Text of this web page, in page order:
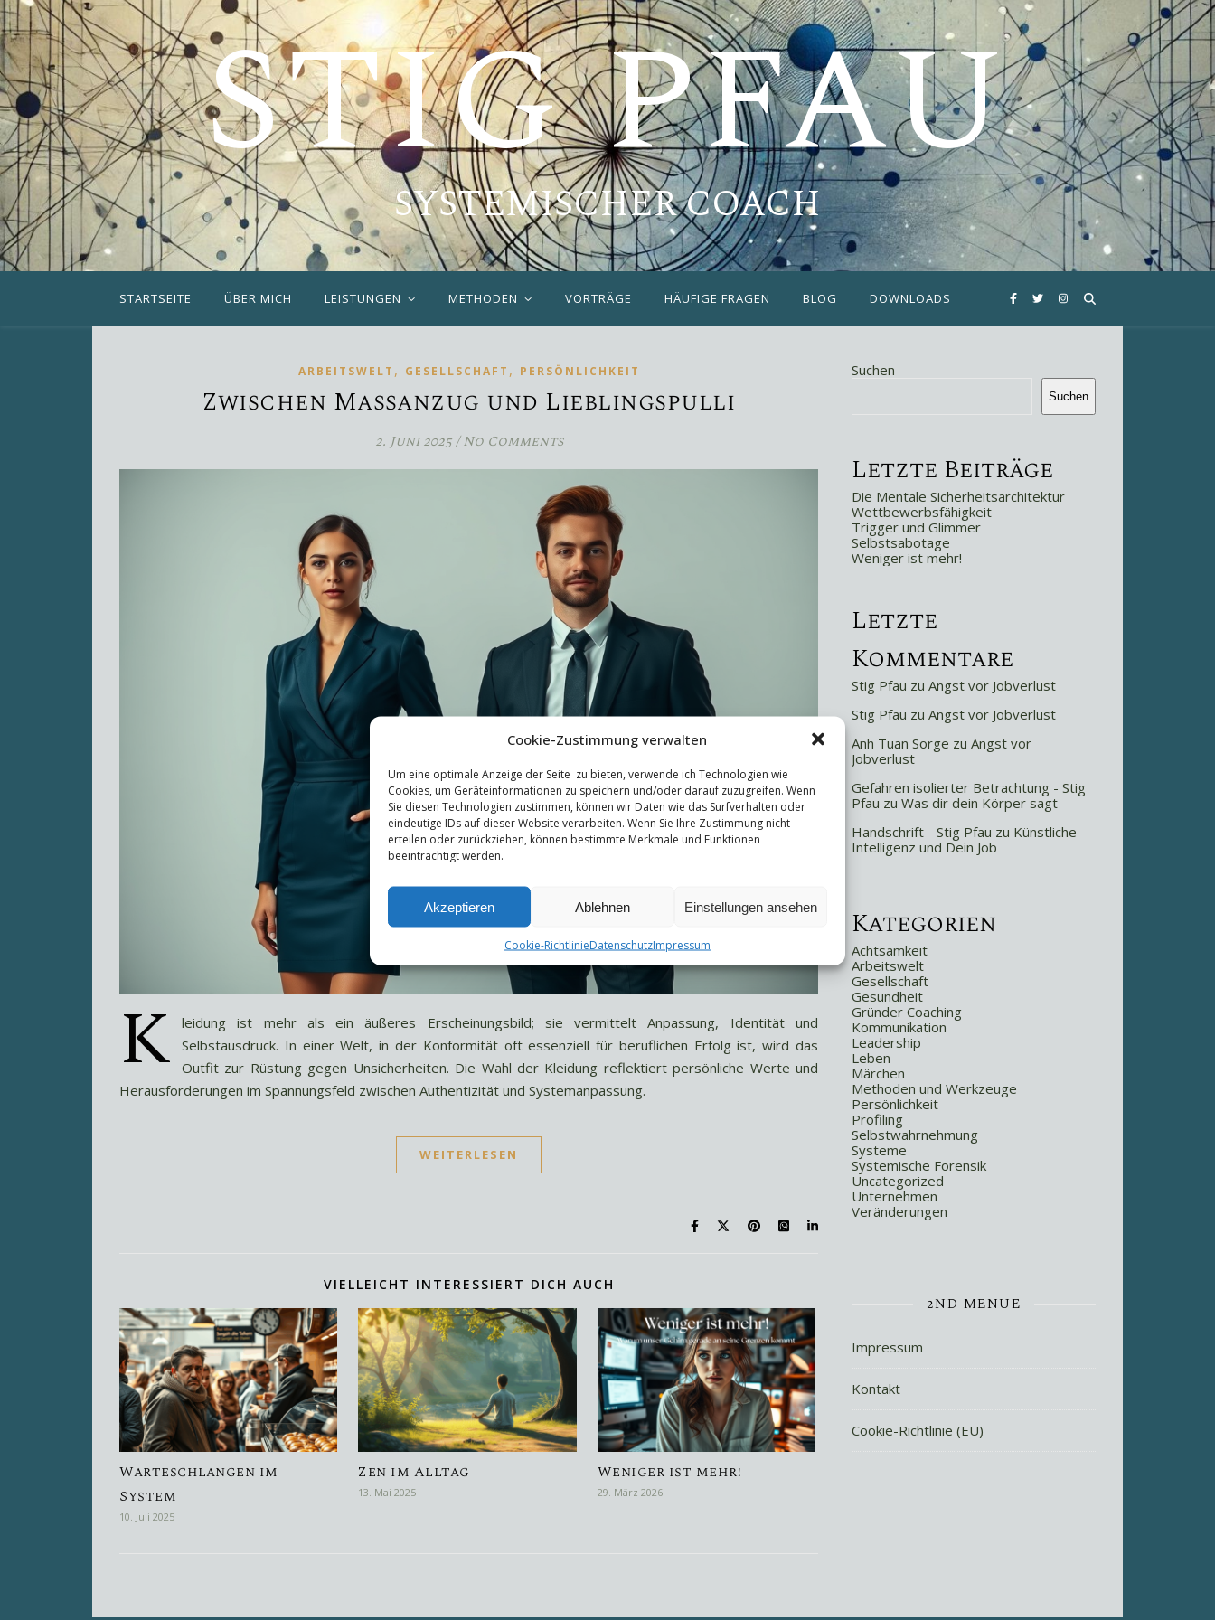
Cookie-Zustimmung verwalten
Um eine optimale Anzeige der Seite zu bieten, verwende ich Technologien wie
Cookies, um Geräteinformationen zu speichern und/oder darauf zuzugreifen. Wenn
Sie diesen Technologien zustimmen, können wir Daten wie das Surfverhalten oder
eindeutige IDs auf dieser Website verarbeiten. Wenn Sie Ihre Zustimmung nicht
erteilen oder zurückziehen, können bestimmte Merkmale und Funktionen
beeinträchtigt werden.
Akzeptieren Ablehnen Einstellungen ansehen
Cookie-RichtlinieDatenschutzImpressum
STIG PFAU
SYSTEMISCHER COACH
STARTSEITE ÜBER MICH LEISTUNGEN METHODEN VORTRÄGE HÄUFIGE FRAGEN BLOG DOWNLOADS
ARBEITSWELT , GESELLSCHAFT , PERSÖNLICHKEIT
Zwischen Maßanzug und Lieblingspulli
2. Juni 2025/ No Comments
K
leidung ist mehr als ein äußeres Erscheinungsbild; sie vermittelt Anpassung, Identität und
Selbstausdruck. In einer Welt, in der Konformität oft essenziell für beruflichen Erfolg ist, wird das
Outfit zur Rüstung gegen Unsicherheiten. Die Wahl der Kleidung reflektiert persönliche Werte und
Herausforderungen im Spannungsfeld zwischen Authentizität und Systemanpassung.
WEITERLESEN
VIELLEICHT INTERESSIERT DICH AUCH
Warteschlangen im
System
10. Juli 2025
Zen im Alltag
13. Mai 2025
Weniger ist mehr!
29. März 2026
Suchen
Suchen
Letzte Beiträge
Die Mentale Sicherheitsarchitektur
Wettbewerbsfähigkeit
Trigger und Glimmer
Selbstsabotage
Weniger ist mehr!
Letzte
Kommentare
Stig Pfau zu Angst vor Jobverlust
Stig Pfau zu Angst vor Jobverlust
Anh Tuan Sorge zu Angst vor
Jobverlust
Gefahren isolierter Betrachtung - Stig
Pfau zu Was dir dein Körper sagt
Handschrift - Stig Pfau zu Künstliche
Intelligenz und Dein Job
Kategorien
Achtsamkeit
Arbeitswelt
Gesellschaft
Gesundheit
Gründer Coaching
Kommunikation
Leadership
Leben
Märchen
Methoden und Werkzeuge
Persönlichkeit
Profiling
Selbstwahrnehmung
Systeme
Systemische Forensik
Uncategorized
Unternehmen
Veränderungen
2ND MENUE
Impressum
Kontakt
Cookie-Richtlinie (EU)